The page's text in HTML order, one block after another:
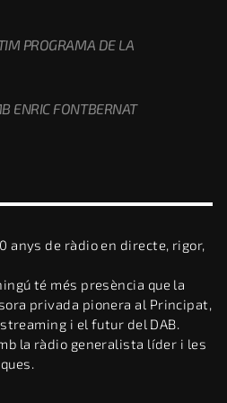
PROGRAMA DE LA
ENRIC FONTBERNAT
anys de ràdio en directe, rigor,
té més presència que la
privada pionera al Principat,
i el futur del DAB.
la ràdio generalista líder i les